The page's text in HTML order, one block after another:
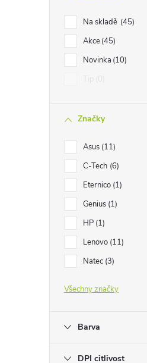
Na skladě 45
Akce 45
Novinka 10
Značky
Asus 11
C-Tech 6
Eternico 1
Genius 1
HP 1
Lenovo 11
Natec 3
Všechny značky
Barva
DPI citlivost